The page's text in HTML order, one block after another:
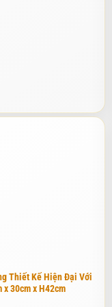
cực kỳ kỹ lưỡng
chạm vào da thịt.
mà không hề
có cường độ sử
Granite xám băm
chãi, rất phù hợp
Thiết Kế Hiện Đại Với
x 30cm x H42cm